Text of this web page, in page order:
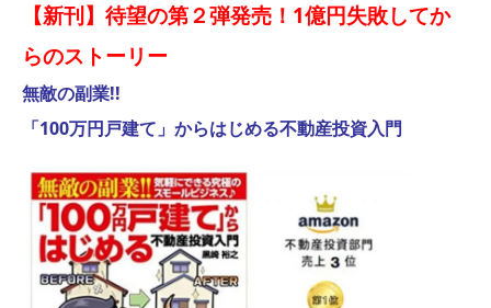
【新刊】待望の第２弾発売！1億円失敗してか
らのストーリー
無敵の副業!!
「100万円戸建て」からはじめる不動産投資入門